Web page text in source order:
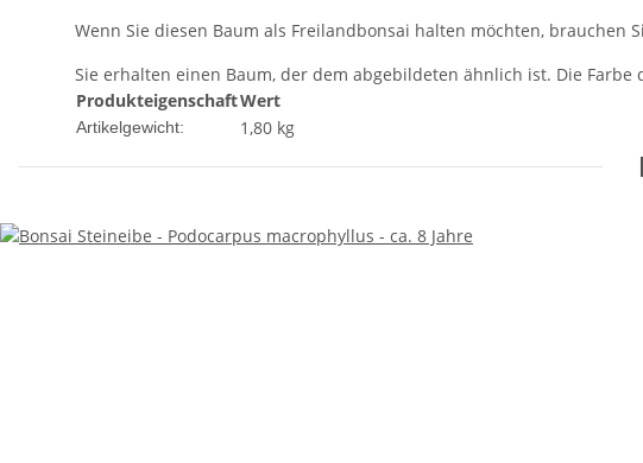
Wenn Sie diesen Baum als Freilandbonsai halten möchten, brauchen
Sie erhalten einen Baum, der dem abgebildeten ähnlich ist. Die
ProdukteigenschaftWert
Artikelgewicht: 1,80 kg